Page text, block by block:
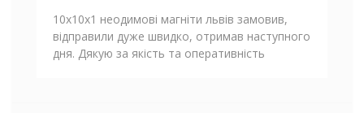
10х10х1 неодимові магніти львів замовив,
відправили дуже швидко, отримав наступного
дня. Дякую за якість та оперативність